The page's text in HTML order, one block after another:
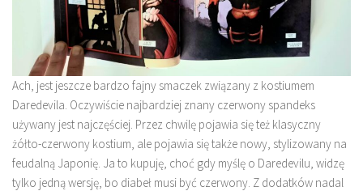
Ach, jest jeszcze bardzo fajny smaczek związany z kostiumem
Daredevila. Oczywiście najbardziej znany czerwony spandeks
używany jest najczęściej. Przez chwilę pojawia się też klasyczny
żółto-czerwony kostium, ale pojawia się także nowy, stylizowany na
feudalną Japonię. Ja to kupuję, choć gdy myślę o Daredevilu, widzę
tylko jedną wersję, bo diabeł musi być czerwony. Z dodatków nadal